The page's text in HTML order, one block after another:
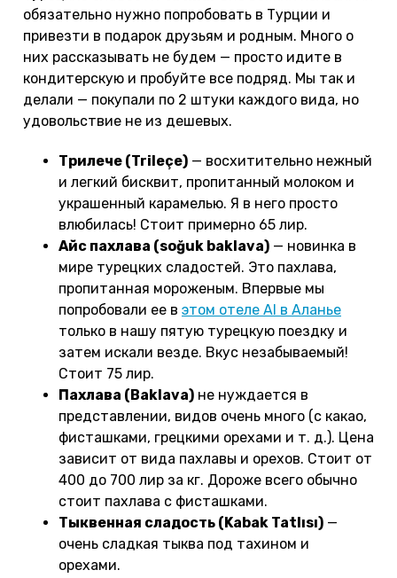
обязательно нужно попробовать в Турции и
привезти в подарок друзьям и родным. Много о
них рассказывать не будем — просто идите в
кондитерскую и пробуйте все подряд. Мы так и
делали — покупали по 2 штуки каждого вида, но
удовольствие не из дешевых.
Трилече (Trileçe) — восхитительно нежный
и легкий бисквит, пропитанный молоком и
украшенный карамелью. Я в него просто
влюбилась! Стоит примерно 65 лир.
Айс пахлава (soğuk baklava) — новинка в
мире турецких сладостей. Это пахлава,
пропитанная мороженым. Впервые мы
попробовали ее в этом отеле AI в Аланье
только в нашу пятую турецкую поездку и
затем искали везде. Вкус незабываемый!
Стоит 75 лир.
Пахлава (Baklava) не нуждается в
представлении, видов очень много (с какао,
фисташками, грецкими орехами и т. д.). Цена
зависит от вида пахлавы и орехов. Стоит от
400 до 700 лир за кг. Дороже всего обычно
стоит пахлава с фисташками.
Тыквенная сладость (Kabak Tatlısı) —
очень сладкая тыква под тахином и
орехами.